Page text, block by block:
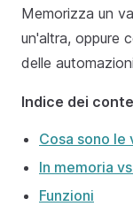
Memorizza un
un'altra, oppure
delle
Indice dei
Cosa sono le
In memoria
Funzioni